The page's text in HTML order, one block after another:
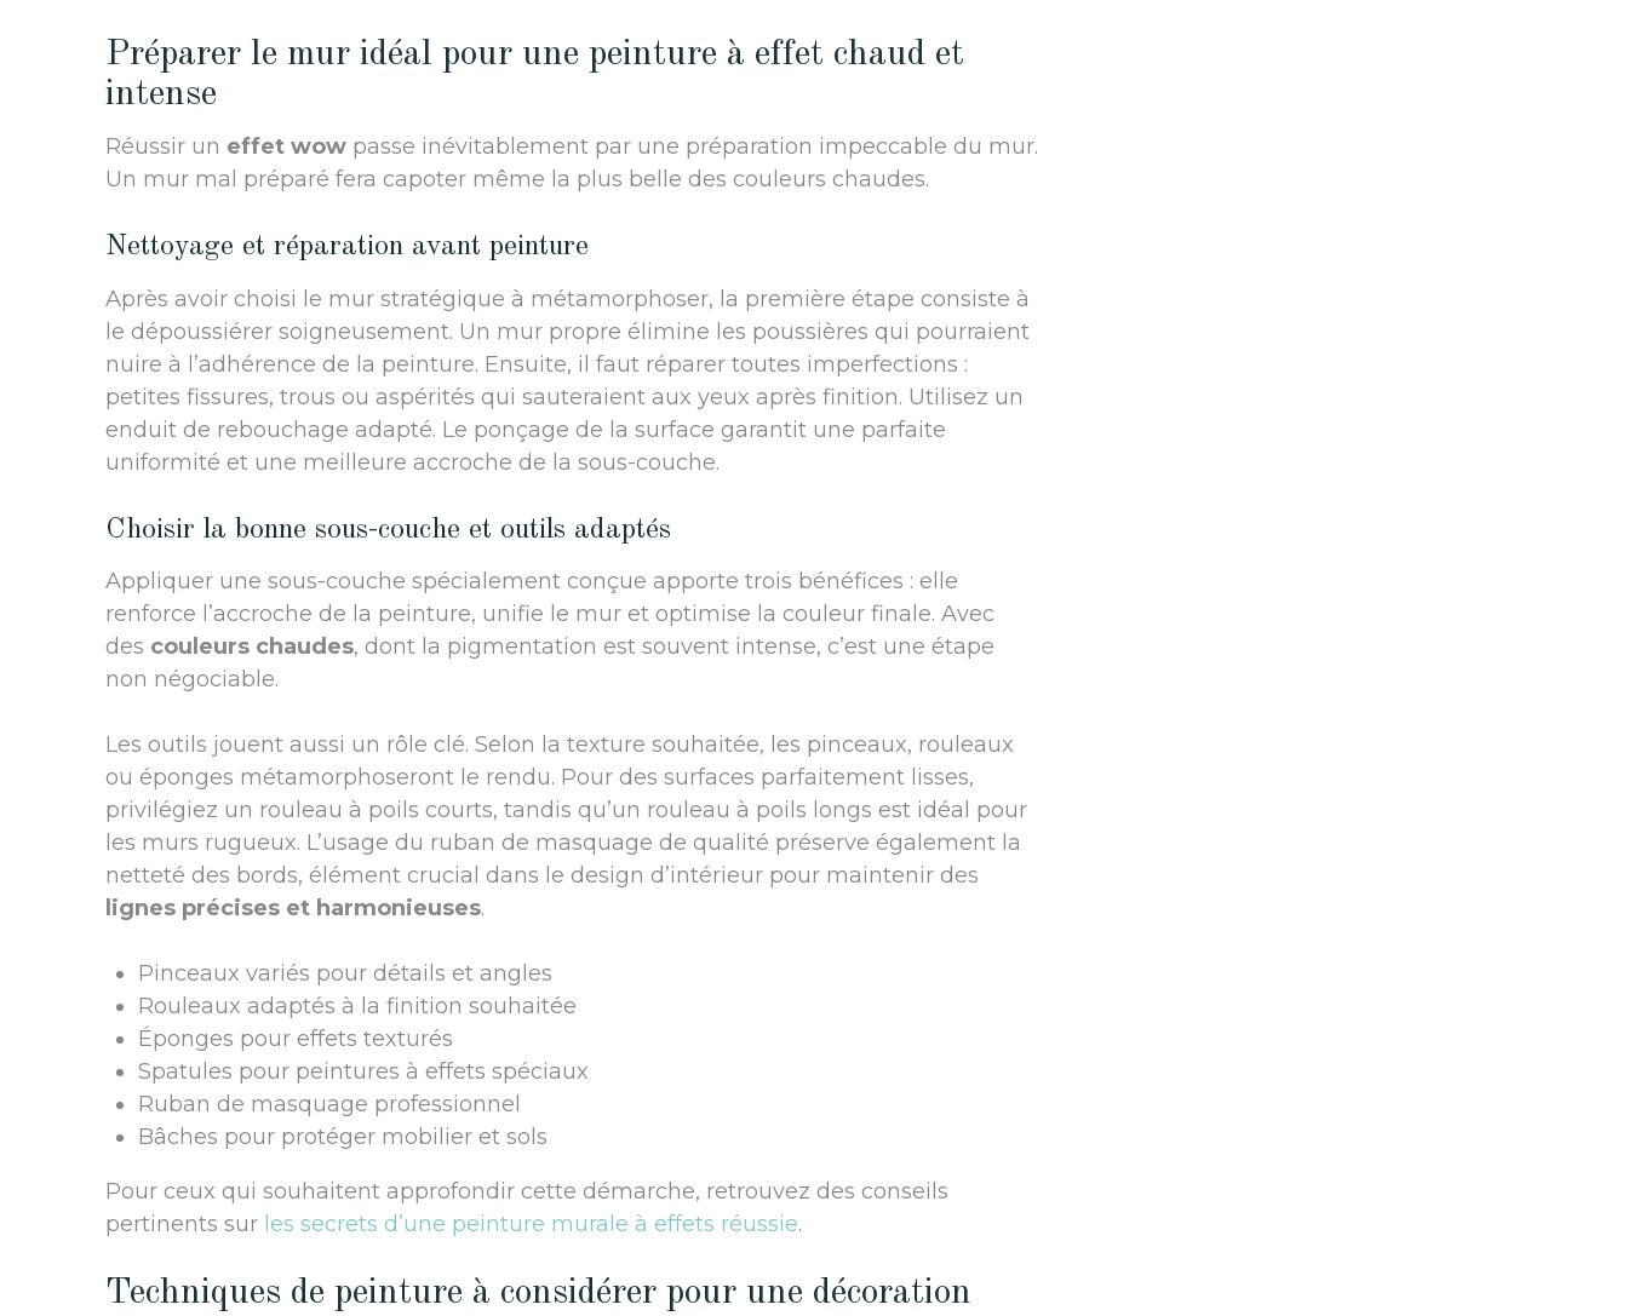
Préparer le mur idéal pour une peinture à effet chaud et
intense
Réussir un effet wow passe inévitablement par une préparation impeccable du mur.
Un mur mal préparé fera capoter même la plus belle des couleurs chaudes.
Nettoyage et réparation avant peinture
Après avoir choisi le mur stratégique à métamorphoser, la première étape consiste à
le dépoussiérer soigneusement. Un mur propre élimine les poussières qui pourraient
nuire à l’adhérence de la peinture. Ensuite, il faut réparer toutes imperfections :
petites fissures, trous ou aspérités qui sauteraient aux yeux après finition. Utilisez un
enduit de rebouchage adapté. Le ponçage de la surface garantit une parfaite
uniformité et une meilleure accroche de la sous-couche.
Choisir la bonne sous-couche et outils adaptés
Appliquer une sous-couche spécialement conçue apporte trois bénéfices : elle
renforce l’accroche de la peinture, unifie le mur et optimise la couleur finale. Avec
des couleurs chaudes, dont la pigmentation est souvent intense, c’est une étape
non négociable.
Les outils jouent aussi un rôle clé. Selon la texture souhaitée, les pinceaux, rouleaux
ou éponges métamorphoseront le rendu. Pour des surfaces parfaitement lisses,
privilégiez un rouleau à poils courts, tandis qu’un rouleau à poils longs est idéal pour
les murs rugueux. L’usage du ruban de masquage de qualité préserve également la
netteté des bords, élément crucial dans le design d’intérieur pour maintenir des
lignes précises et harmonieuses.
Pinceaux variés pour détails et angles
Rouleaux adaptés à la finition souhaitée
Éponges pour effets texturés
Spatules pour peintures à effets spéciaux
Ruban de masquage professionnel
Bâches pour protéger mobilier et sols
Pour ceux qui souhaitent approfondir cette démarche, retrouvez des conseils
pertinents sur les secrets d’une peinture murale à effets réussie.
Techniques de peinture à considérer pour une décoration